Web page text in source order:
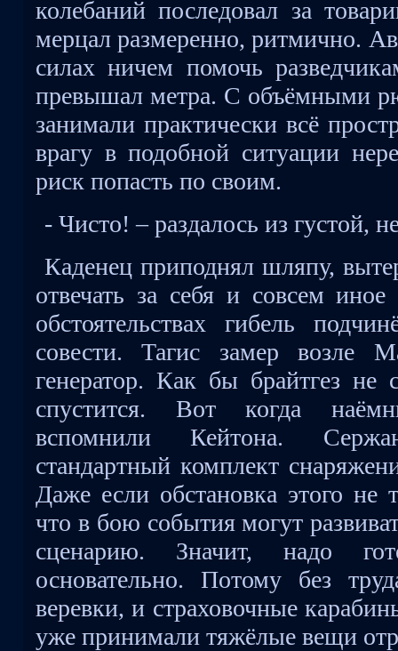
колебаний последовал за
мерцал размеренно, ритмично.
силах ничем помочь
превышал метра. С объёмными
занимали практически всё
врагу в подобной ситуации
риск попасть по своим.
- Чисто! – раздалось из густой,
Каденец приподнял шляпу,
отвечать за себя и совсем
обстоятельствах гибель
совести. Тагис замер возле
генератор. Как бы брайтгез не
спустится. Вот когда
вспомнили Кейтона.
стандартный комплект
Даже если обстановка этого не
что в бою события могут
сценарию. Значит, надо
основательно. Потому без
веревки, и страховочные
уже принимали тяжёлые вещи